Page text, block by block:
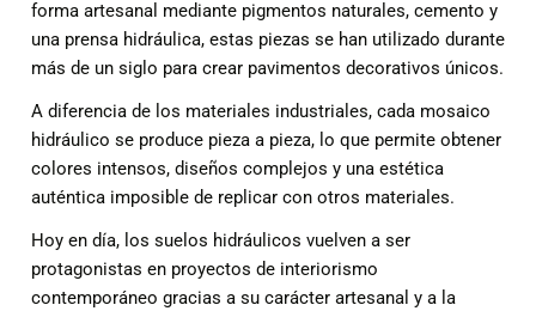
forma artesanal mediante pigmentos naturales, cemento y
una prensa hidráulica, estas piezas se han utilizado durante
más de un siglo para crear pavimentos decorativos únicos.
A diferencia de los materiales industriales, cada mosaico
hidráulico se produce pieza a pieza, lo que permite obtener
colores intensos, diseños complejos y una estética
auténtica imposible de replicar con otros materiales.
Hoy en día, los suelos hidráulicos vuelven a ser
protagonistas en proyectos de interiorismo
contemporáneo gracias a su carácter artesanal y a la